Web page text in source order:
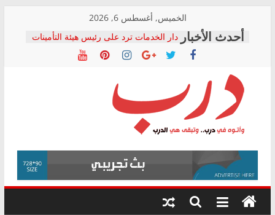
content
الخميس, أغسطس 6, 2026
دار الخدمات ترد على رئيس هيئة التأمينات
بعد مؤتمره الصحفي: إنكار الأزمة لا ينهي
معاناة أصحاب المعاشات.. ونطالب بكشف
فرحات سليمان يكتب: القطاع الصحي إلى
أين؟
حزب التحالف الشعبي يطلق لجنة “الحق
في الصحة” بالإسكندرية لرصد الانتهاكات
ودعم المرضى
الوزاري لمدينة الصحفيين.. وانتهاء أعمال
إنشاء المبنى الإداري
المجلس القومي لحقوق الإنسان يعلن
متابعة قضية الدكتور محمد زهران.. ويؤكد:
قرينة البراءة وضمانات المحاكمة العادلة
درب
وأتوه
درب..
وتبقى
هي